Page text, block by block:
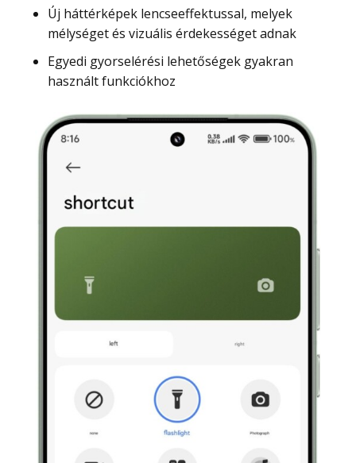
Új háttérképek lencseeffektussal, melyek
mélységet és vizuális érdekességet adnak
Egyedi gyorselérési lehetőségek gyakran
használt funkciókhoz